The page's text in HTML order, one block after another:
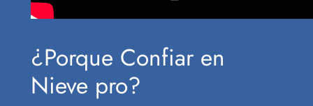
¿Porque Confiar en
Nieve pro?